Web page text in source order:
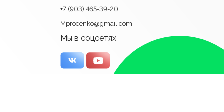
Мы в соцсетях
Mprocenko@gmail.com
+7 (903) 465-39-20